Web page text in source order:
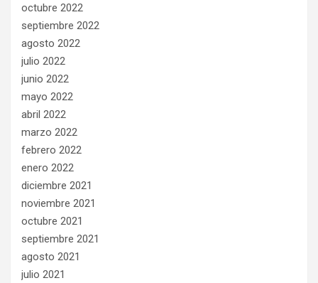
octubre 2022
septiembre 2022
agosto 2022
julio 2022
junio 2022
mayo 2022
abril 2022
marzo 2022
febrero 2022
enero 2022
diciembre 2021
noviembre 2021
octubre 2021
septiembre 2021
agosto 2021
julio 2021